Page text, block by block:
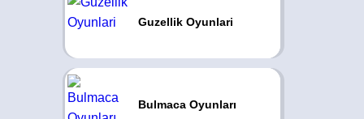
Guzellik Oyunlari
Bulmaca Oyunları